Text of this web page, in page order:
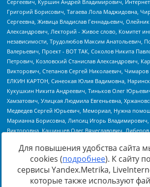
Источник:https://minjust.gov.ru/
inostrannyih-agentov-22-03-2024.pdf
Для повышения удобства сайта
cookies (подробнее). К сайту
сервисы Yandex.Metrika,
которые также используют